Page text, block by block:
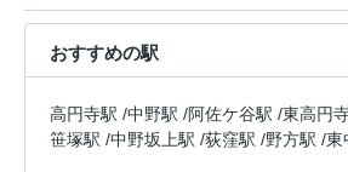
おすすめの駅
高円寺駅 /中野駅 /阿佐ケ谷駅 /東高円
笹塚駅 /中野坂上駅 /荻窪駅 /野方駅 /東